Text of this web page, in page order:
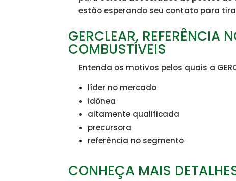
estão esperando seu contato para
GERCLEAR, REFERÊNCIA
COMBUSTÍVEIS
Entenda os motivos pelos quais a
líder no mercado
idônea
altamente qualificada
precursora
referência no segmento
CONHEÇA MAIS